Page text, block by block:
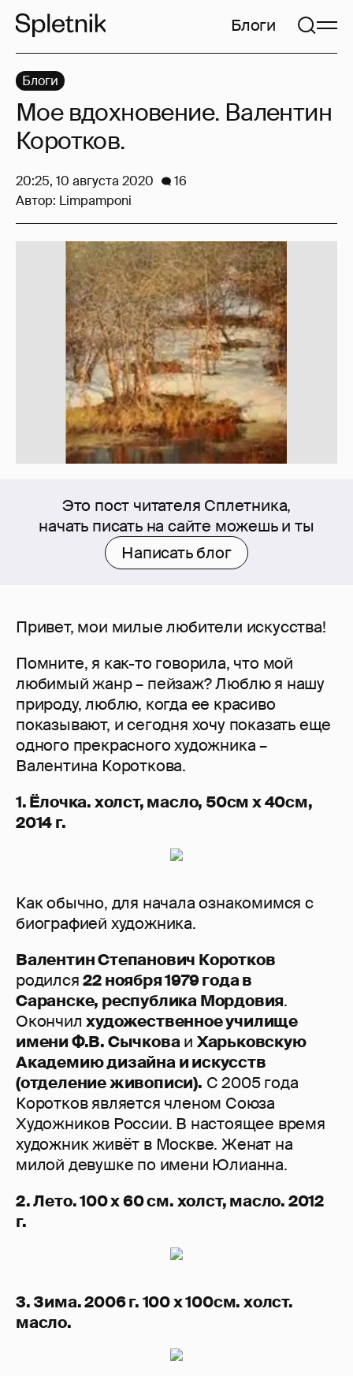
Блоги
Это пост читателя Сплетника,
начать писать на сайте можешь и ты
Написать блог
Привет, мои милые любители искусства!
Помните, я как-то говорила, что мой
любимый жанр – пейзаж? Люблю я нашу
природу, люблю, когда ее красиво
показывают, и сегодня хочу показать еще
одного прекрасного художника –
Валентина Короткова.
1. Ёлочка. холст, масло, 50см x 40см,
2014 г.
Как обычно, для начала ознакомимся с
биографией художника.
Валентин Степанович Коротков
родился22 ноября 1979 года в
Саранске, республика Мордовия.
Окончилхудожественное училище
имени Ф.В. Сычковаи Харьковскую
Академию дизайна и искусств
(отделение живописи). С 2005 года
Коротков является членом Союза
Художников России. В настоящее время
художник живёт в Москве. Женат на
милой девушке по имени Юлианна.
2. Лето. 100 х 60 см. холст, масло. 2012
г.
3. Зима. 2006 г. 100 х 100см. холст.
масло.
Блоги
Мое вдохновение. Валентин
Коротков.
20:25, 10 августа 2020
16
Автор: Limpamponi